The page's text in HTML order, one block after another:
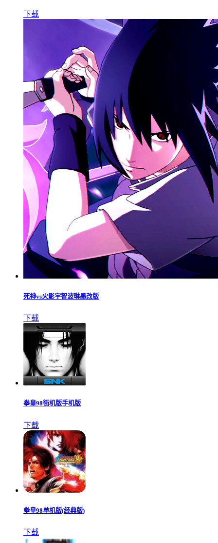
下载
死神vs火影宇智波琳墨改版
下载
拳皇98街机版手机版
下载
拳皇98单机版(经典版)
下载